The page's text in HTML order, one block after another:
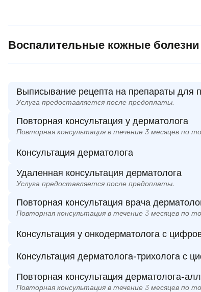
Воспалительные кожные болезни
Выписывание рецепта на препараты для
Услуга предоставляется после предоплаты.
Повторная консультация у дерматолога
Повторная консультация в течение 3 месяцев по
Консультация дерматолога
Удаленная консультация дерматолога
Услуга предоставляется после предоплаты.
Повторная консультация врача
Повторная консультация в течение 3 месяцев по
Консультация у онкодерматолога с
Консультация дерматолога-трихолога
Повторная консультация дерматолога-
Повторная консультация в течение 3 месяцев по